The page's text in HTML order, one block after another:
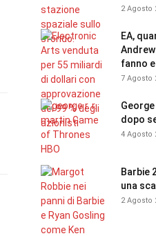
2 Agosto
EA,
fanno
7 Agosto
dopo
4 Agosto
Barbie
una
2 Agosto